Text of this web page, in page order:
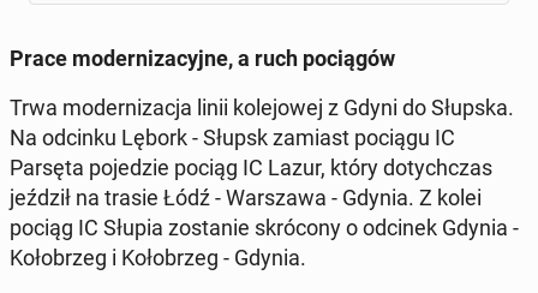
Prace mo­der­ni­za­cyj­ne, a ruch po­cią­gów
Trwa mo­der­ni­za­cja linii ko­le­jo­wej z Gdyni do Słupska.
Na odcinku Lębork - Słupsk zamiast pociągu IC
Parsęta po­je­dzie pociąg IC Lazur, który do­tych­czas
jeździł na trasie Łódź - War­sza­wa - Gdynia. Z kolei
pociąg IC Słupia zo­sta­nie skró­co­ny o odcinek Gdynia -
Ko­ło­brzeg i Ko­ło­brzeg - Gdynia.